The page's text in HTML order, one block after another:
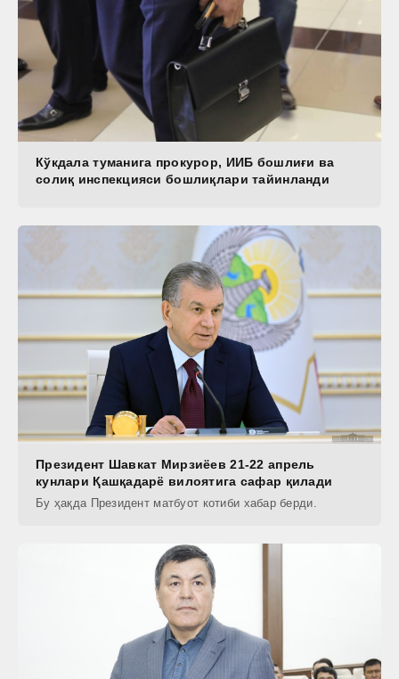
Кўкдала туманига прокурор, ИИБ бошлиғи ва
солиқ инспекцияси бошлиқлари тайинланди
Президент Шавкат Мирзиёев 21-22 апрель
кунлари Қашқадарё вилоятига сафар қилади
Бу ҳақда Президент матбуот котиби хабар берди.